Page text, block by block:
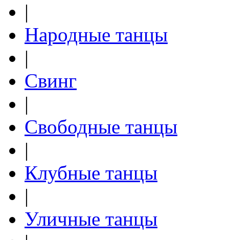
|
Народные танцы
|
Свинг
|
Свободные танцы
|
Клубные танцы
|
Уличные танцы